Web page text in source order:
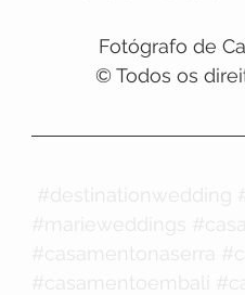
Fotógrafo de
© Todos os
#destinationwedding
#marieweddings
#casamentonaserra
#casamentoembali